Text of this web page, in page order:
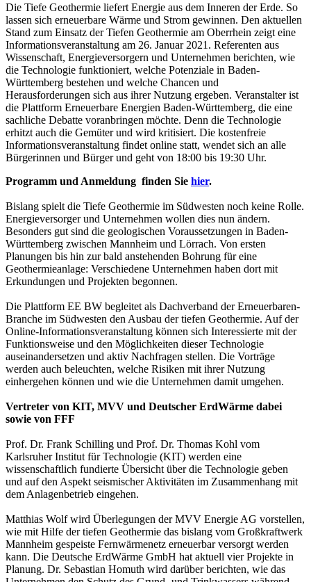
Die Tiefe Geothermie liefert Energie aus dem Inneren der Erde. So
lassen sich erneuerbare Wärme und Strom gewinnen. Den aktuellen
Stand zum Einsatz der Tiefen Geothermie am Oberrhein zeigt eine
Informationsveranstaltung am 26. Januar 2021. Referenten aus
Wissenschaft, Energieversorgern und Unternehmen berichten, wie
die Technologie funktioniert, welche Potenziale in Baden-
Württemberg bestehen und welche Chancen und
Herausforderungen sich aus ihrer Nutzung ergeben. Veranstalter ist
die Plattform Erneuerbare Energien Baden-Württemberg, die eine
sachliche Debatte voranbringen möchte. Denn die Technologie
erhitzt auch die Gemüter und wird kritisiert. Die kostenfreie
Informationsveranstaltung findet online statt, wendet sich an alle
Bürgerinnen und Bürger und geht von 18:00 bis 19:30 Uhr.
Programm und Anmeldung finden Sie hier.
Bislang spielt die Tiefe Geothermie im Südwesten noch keine Rolle.
Energieversorger und Unternehmen wollen dies nun ändern.
Besonders gut sind die geologischen Voraussetzungen in Baden-
Württemberg zwischen Mannheim und Lörrach. Von ersten
Planungen bis hin zur bald anstehenden Bohrung für eine
Geothermieanlage: Verschiedene Unternehmen haben dort mit
Erkundungen und Projekten begonnen.
Die Plattform EE BW begleitet als Dachverband der Erneuerbaren-
Branche im Südwesten den Ausbau der tiefen Geothermie. Auf der
Online-Informationsveranstaltung können sich Interessierte mit der
Funktionsweise und den Möglichkeiten dieser Technologie
auseinandersetzen und aktiv Nachfragen stellen. Die Vorträge
werden auch beleuchten, welche Risiken mit ihrer Nutzung
einhergehen können und wie die Unternehmen damit umgehen.
Vertreter von KIT, MVV und Deutscher ErdWärme dabei
sowie von FFF
Prof. Dr. Frank Schilling und Prof. Dr. Thomas Kohl vom
Karlsruher Institut für Technologie (KIT) werden eine
wissenschaftlich fundierte Übersicht über die Technologie geben
und auf den Aspekt seismischer Aktivitäten im Zusammenhang mit
dem Anlagenbetrieb eingehen.
Matthias Wolf wird Überlegungen der MVV Energie AG vorstellen,
wie mit Hilfe der tiefen Geothermie das bislang vom Großkraftwerk
Mannheim gespeiste Fernwärmenetz erneuerbar versorgt werden
kann. Die Deutsche ErdWärme GmbH hat aktuell vier Projekte in
Planung. Dr. Sebastian Homuth wird darüber berichten, wie das